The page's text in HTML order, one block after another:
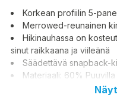
Korkean profiilin 5-
Merrowed-reunainen
Hikinauhassa on
sinut raikkaana ja viileänä
Säädettävä snapback-
Materiaali: 60%